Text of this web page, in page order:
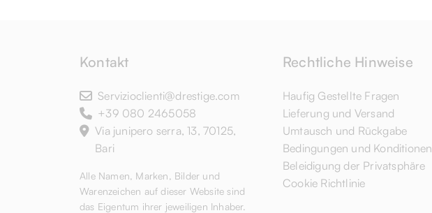
Kontakt
Servizioclienti@drestige.com
+39 080 2465058
Via junipero serra, 13, 70125,
Bari
Alle Namen, Marken, Bilder und
Warenzeichen auf dieser Website sind
das Eigentum ihrer jeweiligen Inhaber.
Rechtliche Hinweise
Haufig Gestellte Fragen
Lieferung und Versand
Umtausch und Rückgabe
Bedingungen und Konditionen
Beleidigung der Privatsphäre
Cookie Richtlinie